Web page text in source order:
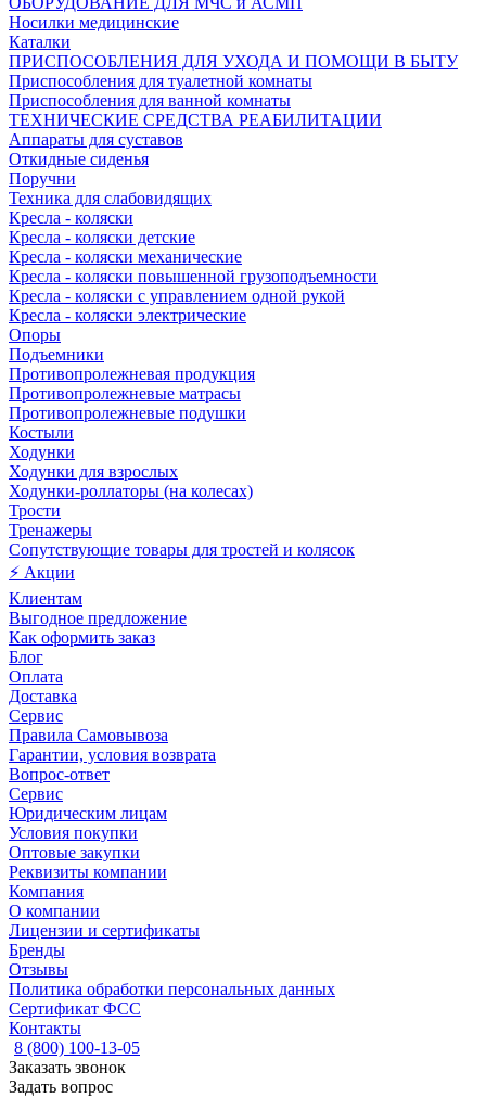
Носилки медицинские
Каталки
ПРИСПОСОБЛЕНИЯ ДЛЯ УХОДА И ПОМОЩИ В БЫТУ
Приспособления для туалетной комнаты
Приспособления для ванной комнаты
ТЕХНИЧЕСКИЕ СРЕДСТВА РЕАБИЛИТАЦИИ
Аппараты для суставов
Откидные сиденья
Поручни
Техника для слабовидящих
Кресла - коляски
Кресла - коляски детские
Кресла - коляски механические
Кресла - коляски повышенной грузоподъемности
Кресла - коляски с управлением одной рукой
Кресла - коляски электрические
Опоры
Подъемники
Противопролежневая продукция
Противопролежневые матрасы
Противопролежневые подушки
Костыли
Ходунки
Ходунки для взрослых
Ходунки-роллаторы (на колесах)
Трости
Тренажеры
Сопутствующие товары для тростей и колясок
⚡ Акции
Клиентам
Выгодное предложение
Как оформить заказ
Блог
Оплата
Доставка
Сервис
Правила Самовывоза
Гарантии, условия возврата
Вопрос-ответ
Сервис
Юридическим лицам
Условия покупки
Оптовые закупки
Реквизиты компании
Компания
О компании
Лицензии и сертификаты
Бренды
Отзывы
Политика обработки персональных данных
Сертификат ФСС
Контакты
8 (800) 100-13-05
Заказать звонок
Задать вопрос